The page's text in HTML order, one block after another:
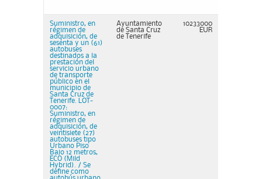
Suministro, en
régimen de
adquisición, de
sesenta y un (61)
autobuses
destinados a la
prestación del
servicio urbano
de transporte
público en el
municipio de
Santa Cruz de
Tenerife. LOT-
0007:
Suministro, en
régimen de
adquisición, de
veintisiete (27)
autobuses tipo
Urbano Piso
Bajo 12 metros,
ECO (Mild
Hybrid). / Se
define como
Ayuntamiento
de Santa Cruz
de Tenerife
10233000
EUR